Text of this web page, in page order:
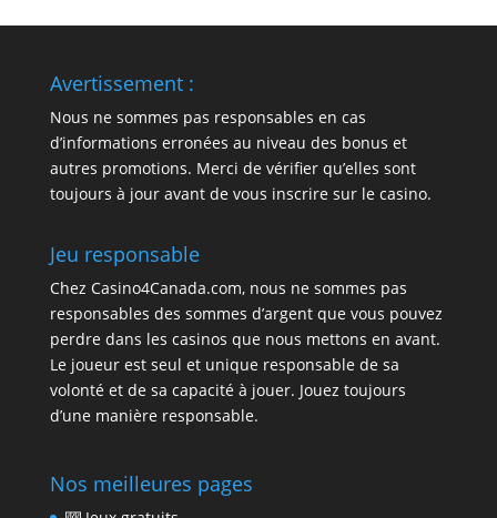
Avertissement :
Nous ne sommes pas responsables en cas
d’informations erronées au niveau des bonus et
autres promotions. Merci de vérifier qu’elles sont
toujours à jour avant de vous inscrire sur le casino.
Jeu responsable
Chez Casino4Canada.com, nous ne sommes pas
responsables des sommes d’argent que vous pouvez
perdre dans les casinos que nous mettons en avant.
Le joueur est seul et unique responsable de sa
volonté et de sa capacité à jouer. Jouez toujours
d’une manière responsable.
Nos meilleures pages